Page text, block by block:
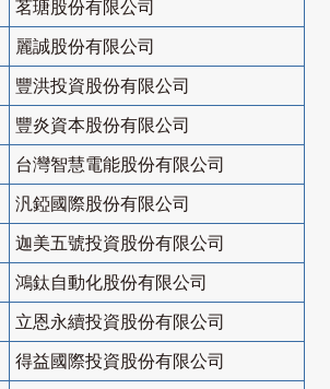
茗瑭股份有限公司
麗誠股份有限公司
豐洪投資股份有限公司
豐炎資本股份有限公司
台灣智慧電能股份有限公司
汎錏國際股份有限公司
迦美五號投資股份有限公司
鴻鈦自動化股份有限公司
立恩永續投資股份有限公司
得益國際投資股份有限公司